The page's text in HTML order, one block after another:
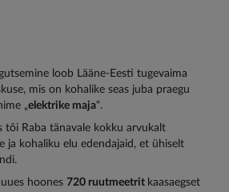
loob Lääne-Eesti tugevaima
mis on kohalike seas juba praegu
„elektrike maja“.
tõi Raba tänavale kokku arvukalt
ja kohaliku elu edendajaid, et ühiselt
hoones 720 ruutmeetrit kaasaegset